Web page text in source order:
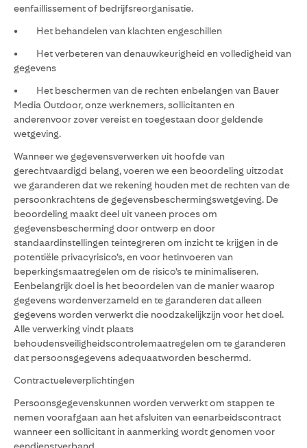
eenfaillissement of bedrijfsreorganisatie.
• Het behandelen van klachten engeschillen
• Het verbeteren van denauwkeurigheid en volledigheid van
gegevens
• Het beschermen van de rechten enbelangen van Bauer
Media Outdoor, onze werknemers, sollicitanten en
anderenvoor zover vereist en toegestaan door geldende
wetgeving.
Wanneer we gegevensverwerken uit hoofde van
gerechtvaardigd belang, voeren we een beoordeling uitzodat
we garanderen dat we rekening houden met de rechten van de
persoonkrachtens de gegevensbeschermingswetgeving. De
beoordeling maakt deel uit vaneen proces om
gegevensbescherming door ontwerp en door
standaardinstellingen teintegreren om inzicht te krijgen in de
potentiële privacyrisico’s, en voor hetinvoeren van
beperkingsmaatregelen om de risico’s te minimaliseren.
Eenbelangrijk doel is het beoordelen van de manier waarop
gegevens wordenverzameld en te garanderen dat alleen
gegevens worden verwerkt die noodzakelijkzijn voor het doel.
Alle verwerking vindt plaats
behoudensveiligheidscontrolemaatregelen om te garanderen
dat persoonsgegevens adequaatworden beschermd.
Contractueleverplichtingen
Persoonsgegevenskunnen worden verwerkt om stappen te
nemen voorafgaan aan het afsluiten van eenarbeidscontract
wanneer een sollicitant in aanmerking wordt genomen voor